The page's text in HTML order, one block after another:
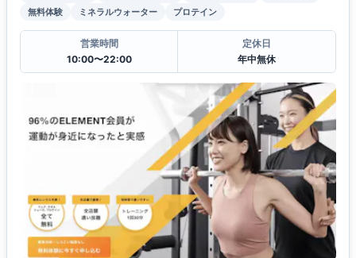
無料体験
ミネラルウォーター プロテイン
営業時間
10:00〜22:00
定休日
年中無休